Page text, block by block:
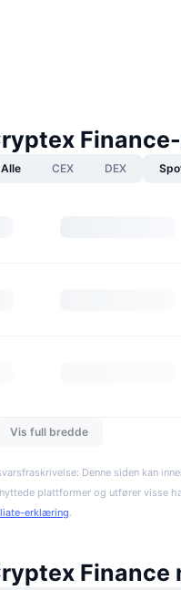
Alle CEX DEX
Vis full bredde
Denne siden kan
plattformer og utfører visse
erklæring.
Finance